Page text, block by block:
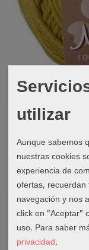
utilizar
Aunque sabemos
nuestras cookies
experiencia de
ofertas,
navegación y nos
click en "Aceptar"
uso. Para saber
privacidad.